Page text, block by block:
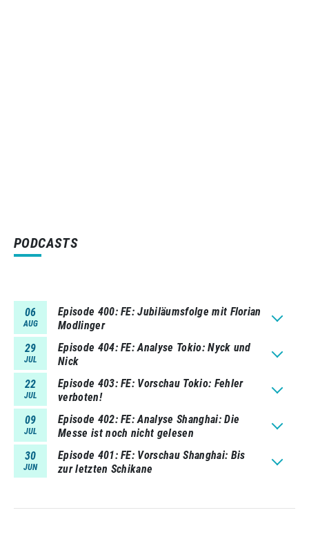
PODCASTS
06
AUG
Episode 400 FE: Jubiläumsfolge mit Florian
Modlinger
29
JUL
Episode 404 FE: Analyse Tokio: Nyck und
Nick
22
JUL
Episode 403 FE: Vorschau Tokio: Fehler
verboten!
09
JUL
Episode 402 FE: Analyse Shanghai: Die
Messe ist noch nicht gelesen
30
JUN
Episode 401 FE: Vorschau Shanghai: Bis
zur letzten Schikane